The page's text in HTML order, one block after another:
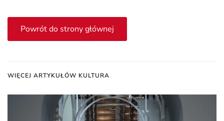
Powrót do strony głównej
WIĘCEJ ARTYKUŁÓW KULTURA